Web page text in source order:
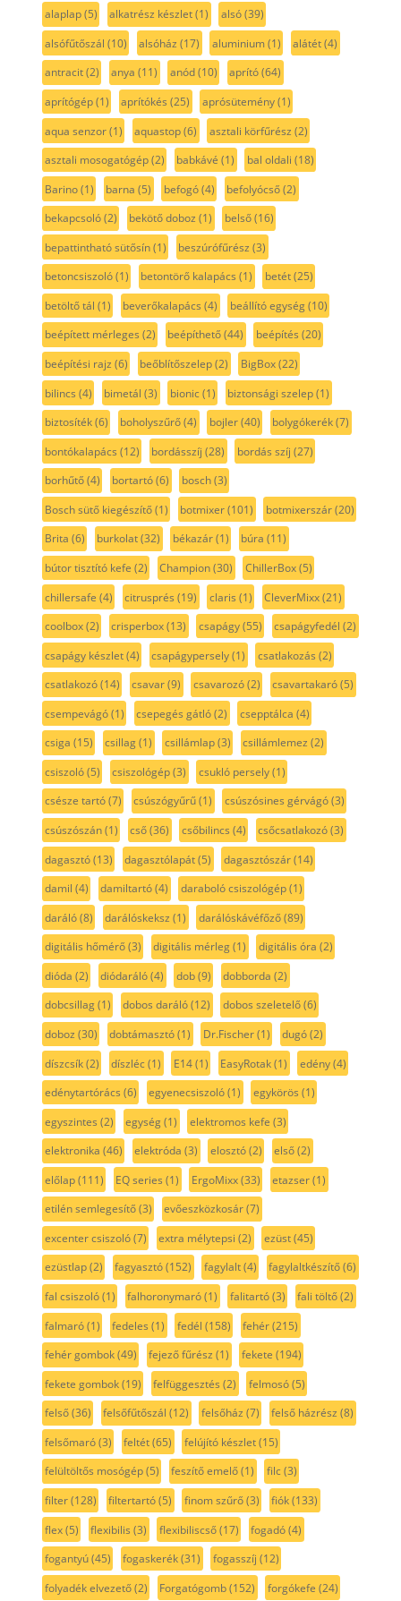
alaplap(5) alkatrész készlet(1) alsó(39)
alsófűtőszál (10) alsóház (17) aluminium(1) alátét(4)
antracit(2) anya (11) anód(10) aprító(64)
aprítógép(1) aprítókés (25) aprósütemény(1)
aqua senzor(1) aquastop(6) asztali körfűrész (2)
asztali mosogatógép(2) babkávé (1) bal oldali (18)
Barino(1) barna (5) befogó(4) befolyócső(2)
bekapcsoló(2) bekötő doboz (1) belső(16)
bepattintható sütősín(1) beszúrófűrész (3)
betoncsiszoló(1) betontörő kalapács (1) betét(25)
betöltő tál (1) beverőkalapács (4) beállító egység(10)
beépített mérleges (2) beépíthető(44) beépítés (20)
beépítési rajz (6) beőblítőszelep(2) BigBox(22)
bilincs (4) bimetál (3) bionic(1) biztonsági szelep(1)
biztosíték(6) boholyszűrő(4) bojler(40) bolygókerék(7)
bontókalapács (12) bordásszíj (28) bordás szíj (27)
borhűtő(4) bortartó(6) bosch(3)
Bosch sütő kiegészítő(1) botmixer(101) botmixerszár(20)
Brita (6) burkolat(32) békazár(1) búra (11)
bútor tisztító kefe (2) Champion(30) ChillerBox(5)
chillersafe (4) citrusprés (19) claris (1) CleverMixx(21)
coolbox(2) crisperbox(13) csapágy(55) csapágyfedél (2)
csapágy készlet(4) csapágypersely(1) csatlakozás (2)
csatlakozó(14) csavar(9) csavarozó(2) csavartakaró(5)
csempevágó(1) csepegés gátló(2) csepptálca (4)
csiga (15) csillag(1) csillámlap(3) csillámlemez (2)
csiszoló(5) csiszológép(3) csukló persely(1)
csésze tartó(7) csúszógyűrű(1) csúszósines gérvágó(3)
csúszószán(1) cső(36) csőbilincs (4) csőcsatlakozó(3)
dagasztó(13) dagasztólapát(5) dagasztószár(14)
damil (4) damiltartó(4) daraboló csiszológép(1)
daráló(8) darálóskeksz (1) darálóskávéfőző(89)
digitális hőmérő(3) digitális mérleg(1) digitális óra (2)
dióda (2) diódaráló(4) dob(9) dobborda (2)
dobcsillag(1) dobos daráló(12) dobos szeletelő(6)
doboz (30) dobtámasztó(1) Dr.Fischer(1) dugó(2)
díszcsík(2) díszléc(1) E14(1) EasyRotak(1) edény(4)
edénytartórács (6) egyenecsiszoló(1) egykörös (1)
egyszintes (2) egység(1) elektromos kefe (3)
elektronika (46) elektróda (3) elosztó(2) első(2)
előlap(111) EQ series (1) ErgoMixx(33) etazser(1)
etilén semlegesítő(3) evőeszközkosár(7)
excenter csiszoló(7) extra mélytepsi (2) ezüst(45)
ezüstlap(2) fagyasztó(152) fagylalt(4) fagylaltkészítő(6)
fal csiszoló(1) falhoronymaró(1) falitartó(3) fali töltő(2)
falmaró(1) fedeles (1) fedél (158) fehér(215)
fehér gombok(49) fejező fűrész (1) fekete (194)
fekete gombok(19) felfüggesztés (2) felmosó(5)
felső(36) felsőfűtőszál (12) felsőház (7) felső házrész (8)
felsőmaró(3) feltét(65) felújító készlet(15)
felültöltős mosógép(5) feszítő emelő(1) filc(3)
filter(128) filtertartó(5) finom szűrő(3) fiók(133)
flex(5) flexibilis (3) flexibiliscső(17) fogadó(4)
fogantyú(45) fogaskerék(31) fogasszíj (12)
folyadék elvezető(2) Forgatógomb(152) forgókefe (24)